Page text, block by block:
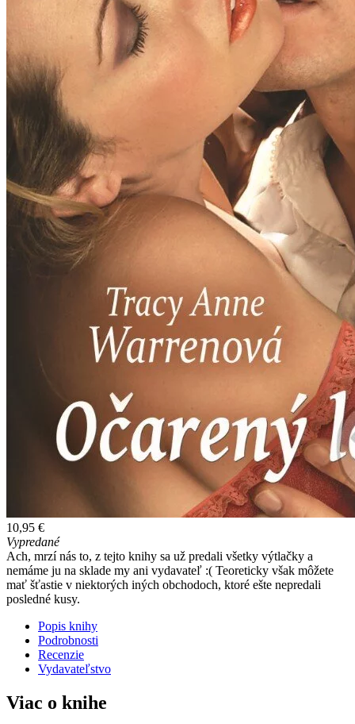
10,95 €
Vypredané
Ach, mrzí nás to, z tejto knihy sa už predali všetky výtlačky a
nemáme ju na sklade my ani vydavateľ :( Teoreticky však môžete
mať šťastie v niektorých iných obchodoch, ktoré ešte nepredali
posledné kusy.
Popis knihy
Podrobnosti
Recenzie
Vydavateľstvo
Viac o knihe